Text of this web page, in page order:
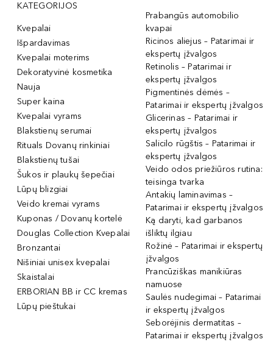
KATEGORIJOS
Kvepalai
Išpardavimas
Kvepalai moterims
Dekoratyvinė kosmetika
Nauja
Super kaina
Kvepalai vyrams
Blakstienų serumai
Rituals Dovanų rinkiniai
Blakstienų tušai
Šukos ir plaukų šepečiai
Lūpų blizgiai
Veido kremai vyrams
Kuponas / Dovanų kortelė
Douglas Collection Kvepalai
Bronzantai
Nišiniai unisex kvepalai
Skaistalai
ERBORIAN BB ir CC kremas
Lūpų pieštukai
Prabangūs automobilio
kvapai
Ricinos aliejus – Patarimai ir
ekspertų įžvalgos
Retinolis – Patarimai ir
ekspertų įžvalgos
Pigmentinės dėmės –
Patarimai ir ekspertų įžvalgos
Glicerinas – Patarimai ir
ekspertų įžvalgos
Salicilo rūgštis – Patarimai ir
ekspertų įžvalgos
Veido odos priežiūros rutina:
teisinga tvarka
Antakių laminavimas –
Patarimai ir ekspertų įžvalgos
Ką daryti, kad garbanos
išliktų ilgiau
Rožinė – Patarimai ir ekspertų
įžvalgos
Prancūziškas manikiūras
namuose
Saulės nudegimai – Patarimai
ir ekspertų įžvalgos
Seborėjinis dermatitas –
Patarimai ir ekspertų įžvalgos